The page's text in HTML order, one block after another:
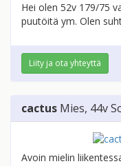
Hei olen 52v 179/75
puutöitä ym. Olen
Liity ja ota yhteyttä
cactus Mies, 44v
Avoin mielin